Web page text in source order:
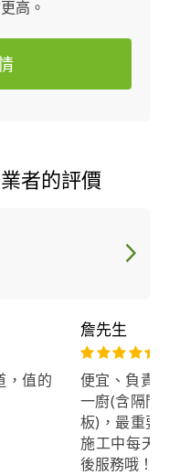
高。
者的評價
，值的
詹先生
便宜、負責
一廚(含隔間
板)，最重要
施工中每天
後服務哦！